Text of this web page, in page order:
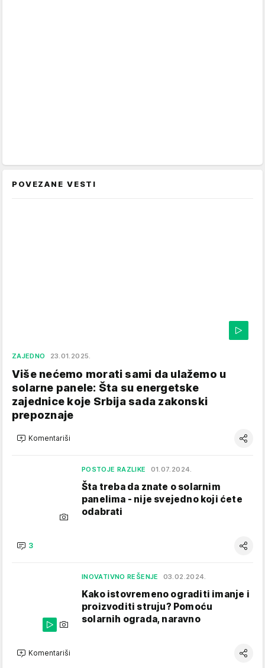
POVEZANE VESTI
ZAJEDNO 23.01.2025.
Više nećemo morati sami da ulažemo u
solarne panele: Šta su energetske
zajednice koje Srbija sada zakonski
prepoznaje
Komentariši
POSTOJE RAZLIKE 01.07.2024.
Šta treba da znate o solarnim
panelima - nije svejedno koji ćete
odabrati
3
INOVATIVNO REŠENJE 03.02.2024.
Kako istovremeno ograditi imanje i
proizvoditi struju? Pomoću
solarnih ograda, naravno
Komentariši